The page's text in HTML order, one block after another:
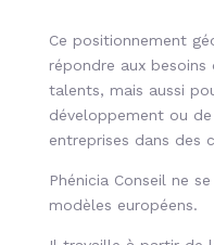
Ce positionnement
répondre aux besoins
talents, mais aussi
développement ou
entreprises dans des
Phénicia Conseil ne
modèles européens.